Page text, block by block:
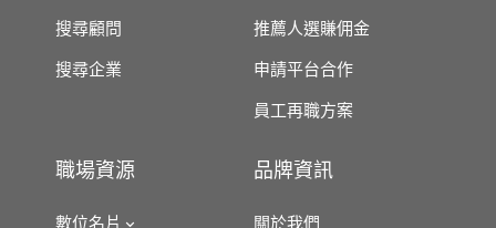
搜尋顧問
搜尋企業
推薦人選賺佣金
申請平台合作
員工再職方案
職場資源
數位名片
品牌資訊
關於我們